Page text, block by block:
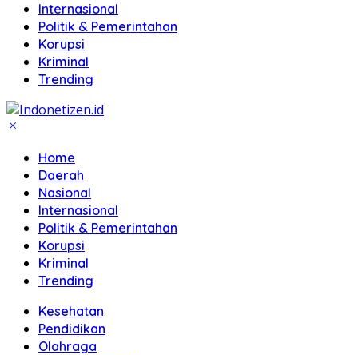
Internasional
Politik & Pemerintahan
Korupsi
Kriminal
Trending
Home
Daerah
Nasional
Internasional
Politik & Pemerintahan
Korupsi
Kriminal
Trending
Kesehatan
Pendidikan
Olahraga